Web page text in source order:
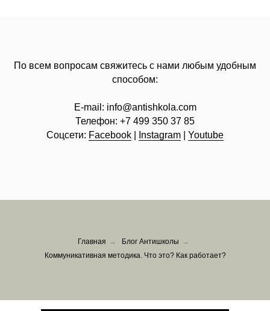
По всем вопросам свяжитесь с нами любым удобным
способом:
E-mail: info@antishkola.com
Телефон: +7 499 350 37 85
Соцсети: Facebook Instagram Youtube
Главная → Блог Антишколы →
Коммуникативная методика. Что это? Как работает?